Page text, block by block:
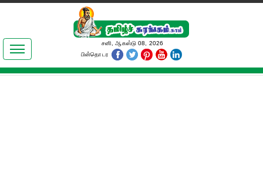
இலக்கியங்கள்
தமிழ் உலகம்
சனி, ஆகஸ்டு 08, 2026
பின்தொடர